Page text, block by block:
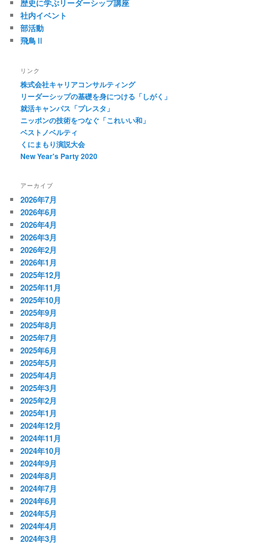
歴史に学ぶリーダーシップ講座
社内イベント
部活動
飛鳥Ⅱ
リンク
株式会社キャリアコンサルティング
リーダーシップの基礎を身につける「しがく」
就活キャンパス「プレスタ」
ニッポンの技術をつなぐ「これいい和」
ベストノベルティ
くにまもり演説大会
New Year's Party 2020
アーカイブ
2026年7月
2026年6月
2026年4月
2026年3月
2026年2月
2026年1月
2025年12月
2025年11月
2025年10月
2025年9月
2025年8月
2025年7月
2025年6月
2025年5月
2025年4月
2025年3月
2025年2月
2025年1月
2024年12月
2024年11月
2024年10月
2024年9月
2024年8月
2024年7月
2024年6月
2024年5月
2024年4月
2024年3月